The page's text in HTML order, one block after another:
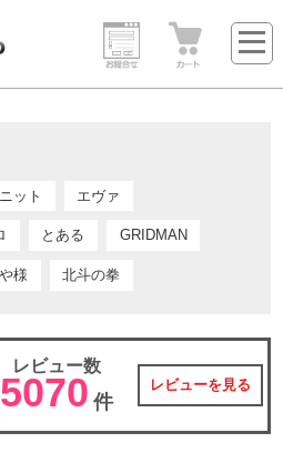
ット エヴァ
とある GRIDMAN
様 北斗の拳
レビュー数
5070 件
レビューを見る